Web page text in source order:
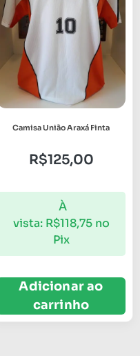
Camisa União Araxá Finta
R$125,00
À
vista: R$118,75 no
Pix
Adicionar ao
carrinho